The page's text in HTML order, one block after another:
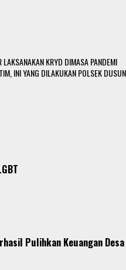
KRYD DIMASA PANDEMI
INI YANG DILAKUKAN POLSEK DUSUN
Pulihkan Keuangan Desa